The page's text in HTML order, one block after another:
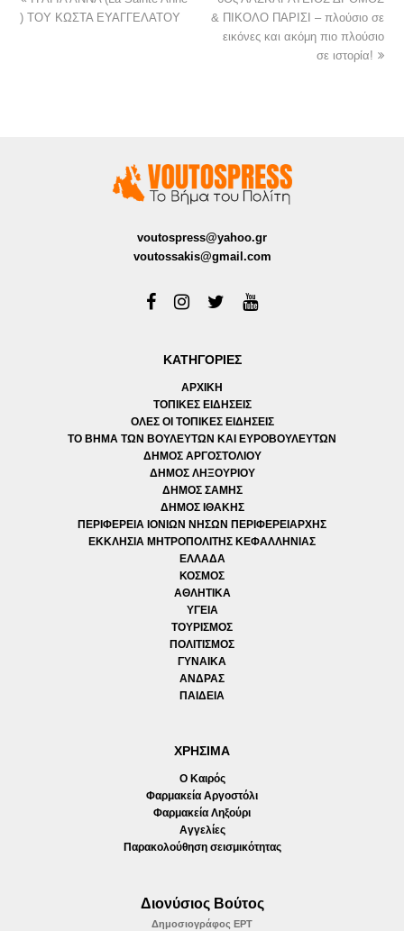
) ΤΟΥ ΚΩΣΤΑ ΕΥΑΓΓΕΛΑΤΟΥ
& ΠΙΚΟΛΟ ΠΑΡΙΣΙ – πλούσιο σε
εικόνες και ακόμη πιο πλούσιο
σε ιστορία!
voutospress@yahoo.gr
voutossakis@gmail.com
ΚΑΤΗΓΟΡΙΕΣ
ΑΡΧΙΚΗ
ΤΟΠΙΚΕΣ ΕΙΔΗΣΕΙΣ
ΟΛΕΣ ΟΙ ΤΟΠΙΚΕΣ ΕΙΔΗΣΕΙΣ
ΤΟ ΒΗΜΑ ΤΩΝ ΒΟΥΛΕΥΤΩΝ ΚΑΙ ΕΥΡΟΒΟΥΛΕΥΤΩΝ
ΔΗΜΟΣ ΑΡΓΟΣΤΟΛΙΟΥ
ΔΗΜΟΣ ΛΗΞΟΥΡΙΟΥ
ΔΗΜΟΣ ΣΑΜΗΣ
ΔΗΜΟΣ ΙΘΑΚΗΣ
ΠΕΡΙΦΕΡΕΙΑ ΙΟΝΙΩΝ ΝΗΣΩΝ ΠΕΡΙΦΕΡΕΙΑΡΧΗΣ
ΕΚΚΛΗΣΙΑ ΜΗΤΡΟΠΟΛΙΤΗΣ ΚΕΦΑΛΛΗΝΙΑΣ
ΕΛΛΑΔΑ
ΚΟΣΜΟΣ
ΑΘΛΗΤΙΚΑ
ΥΓΕΙΑ
ΤΟΥΡΙΣΜΟΣ
ΠΟΛΙΤΙΣΜΟΣ
ΓΥΝΑΙΚΑ
ΑΝΔΡΑΣ
ΠΑΙΔΕΙΑ
ΧΡΗΣΙΜΑ
Ο Καιρός
Φαρμακεία Αργοστόλι
Φαρμακεία Ληξούρι
Αγγελίες
Παρακολούθηση σεισμικότητας
Διονύσιος Βούτος
Δημοσιογράφος ΕΡΤ